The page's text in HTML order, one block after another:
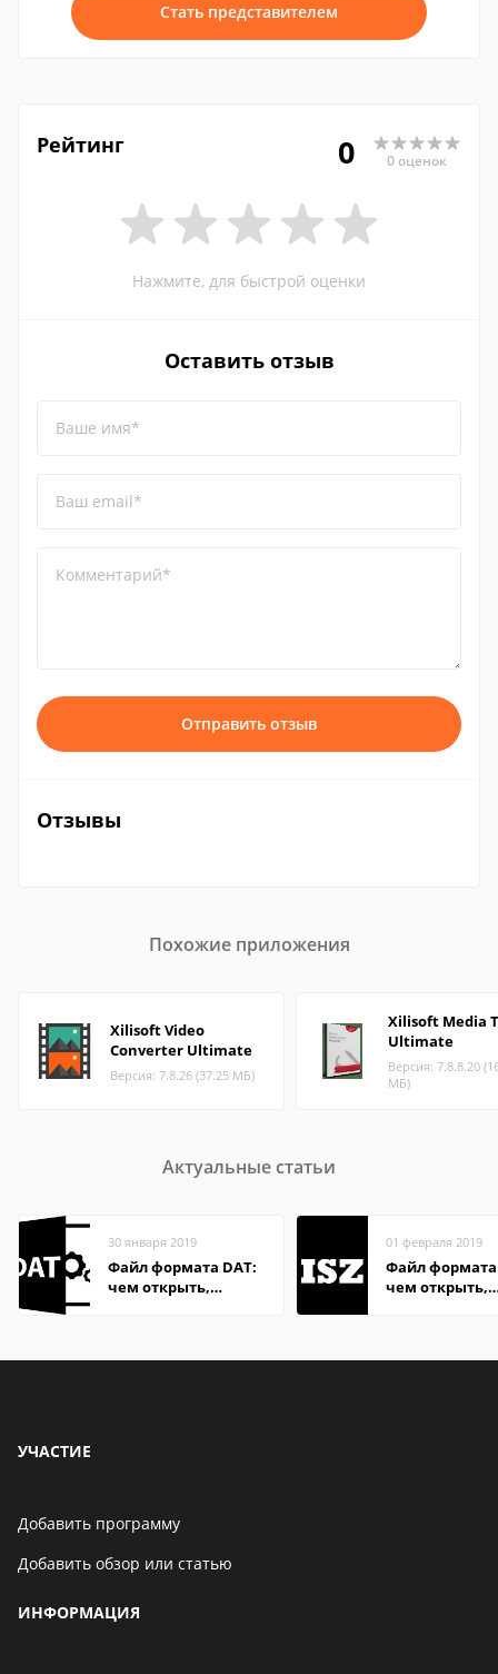
Стать представителем
Рейтинг 0 0 оценок
Нажмите, для быстрой оценки
Оставить отзыв
Ваше имя*
Ваш email*
Комментарий*
Отправить отзыв
Отзывы
Похожие приложения
Xilisoft Video
Converter Ultimate
Версия: 7.8.26 (37.25 МБ)
Xilisoft Media
Ultimate
Версия: 7.8.8.20
МБ)
Актуальные статьи
30 января 2019
Файл формата DAT:
чем открыть,
01 февраля 2019
Файл формата
чем открыть,
УЧАСТИЕ
Добавить программу
Добавить обзор или статью
ИНФОРМАЦИЯ